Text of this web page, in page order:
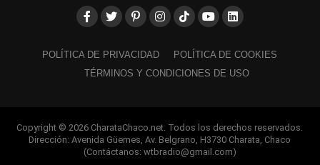
POLÍTICA DE PRIVACIDAD
POLÍTICA DE COOKIES
TÉRMINOS Y CONDICIONES DE USO
Copyright © 2026 CharataChaco.net. Todos los derechos reservados.
Dirección: Avenida Güemes, Av. Belgrano, H3730 Charata, Chaco
(Contáctanos: wtbradio@gmail.com)